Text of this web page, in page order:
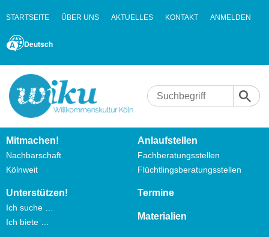
STARTSEITE ÜBER UNS AKTUELLES KONTAKT ANMELDEN
Deutsch
Mitmachen!
Nachbarschaft
Kölnweit
Anlaufstellen
Fachberatungsstellen
Flüchtlingsberatungsstellen
Unterstützen!
Ich suche …
Ich biete …
Termine
Materialien